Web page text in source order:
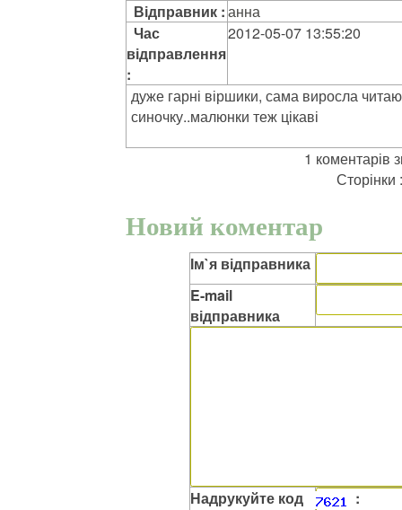
Відправник :анна
Час
відправлення
:
2012-05-07 13:55:20
дуже гарні віршики, сама виросла
синочку..малюнки теж цікаві
1 коментарів
Новий коментар
Ім`я відправника
E-mail
відправника
Надрукуйте код :